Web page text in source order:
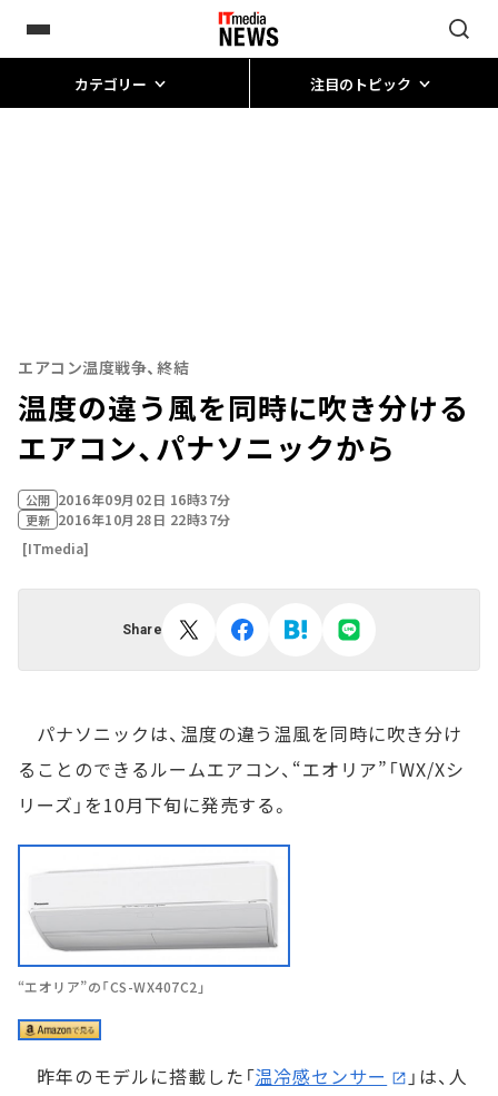
カテゴリー 注目のトピック
エアコン温度戦争、終結
温度の違う風を同時に吹き分ける
エアコン、パナソニックから
公開 2016年09月02日 16時37分
更新 2016年10月28日 22時37分
[ITmedia]
Share
パナソニックは、温度の違う温風を同時に吹き分け
ることのできるルームエアコン、“エオリア”「WX/Xシ
リーズ」を10月下旬に発売する。
“エオリア”の「CS-WX407C2」
昨年のモデルに搭載した「温冷感センサー
」は、人